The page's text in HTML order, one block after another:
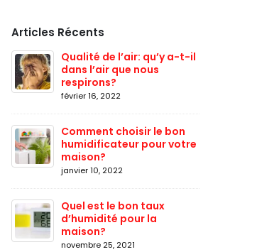
Articles Récents
Qualité de l’air: qu’y a-t-il
dans l’air que nous
respirons?
février 16, 2022
Comment choisir le bon
humidificateur pour votre
maison?
janvier 10, 2022
Quel est le bon taux
d’humidité pour la
maison?
novembre 25, 2021